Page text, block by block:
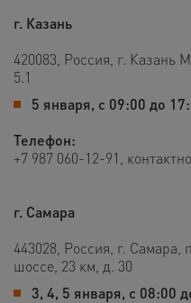
г. Казань
420083, Россия, г. Казань
5.1
5 января, с 09:00 до
Телефон:
+7 987 060-12-91,
г. Самара
443028, Россия, г.
шоссе, 23 км, д. 30
3, 4, 5 января, с 08:00